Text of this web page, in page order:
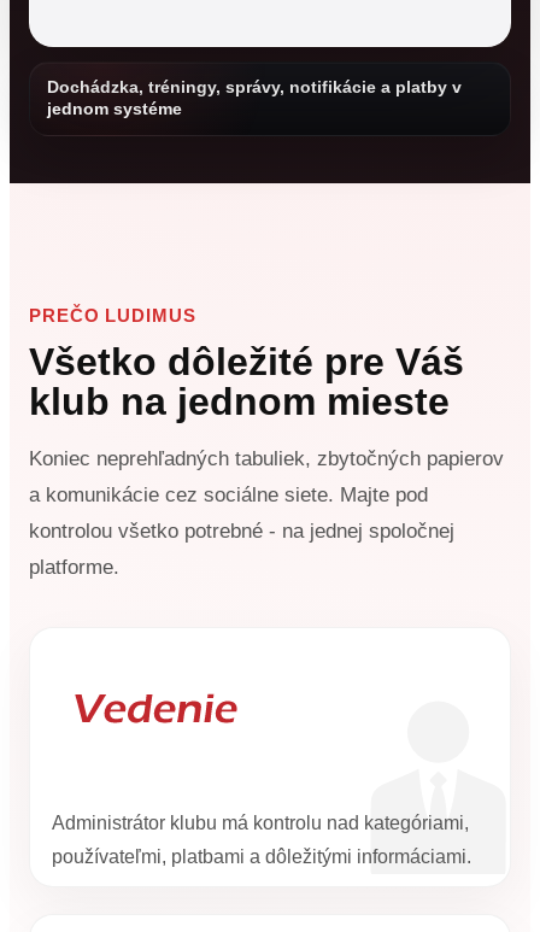
Dochádzka, tréningy, správy, notifikácie a platby v
jednom systéme
PREČO LUDIMUS
Všetko dôležité pre Váš
klub na jednom mieste
Koniec neprehľadných tabuliek, zbytočných papierov
a komunikácie cez sociálne siete. Majte pod
kontrolou všetko potrebné - na jednej spoločnej
platforme.
Administrátor klubu má kontrolu nad kategóriami,
používateľmi, platbami a dôležitými informáciami.